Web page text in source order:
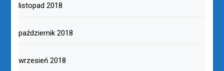
listopad 2018
październik 2018
wrzesień 2018